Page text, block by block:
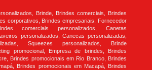
Brinde, Brindes comerciais, Brindes
corporativos, Brindes empresariais, Fornecedor
comerciais personalizados, Canetas
personalizados, Canecas personalizadas,
Squeezes personalizados, Brinde
promocional, Empresa de brindes, Brindes
Brindes promocionais em Rio Branco, Brindes
Brindes promocionais em Macapá, Brindes